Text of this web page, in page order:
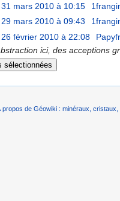
31 mars 2010 à 10:15
29 mars 2010 à 09:43
26 février 2010 à 22:08
ici, des acceptions
propos de Géowiki : minéraux,